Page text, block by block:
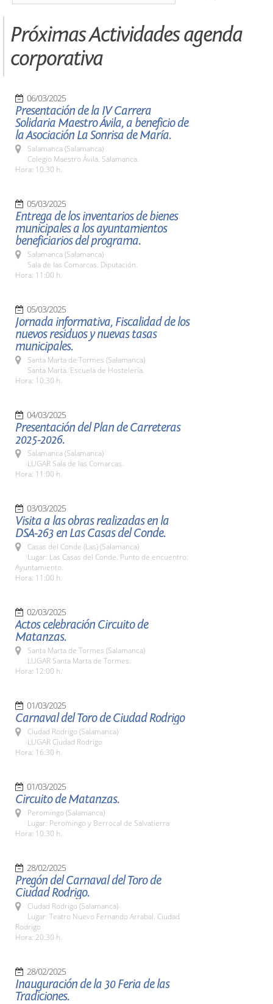
Próximas Actividades agenda
corporativa
06/03/2025
Presentación de la IV Carrera
Solidaria Maestro Ávila, a beneficio de
la Asociación La Sonrisa de María.
Salamanca (Salamanca)
Colegio Maestro Ávila. Salamanca.
Hora: 10:30 h.
05/03/2025
Entrega de los inventarios de bienes
municipales a los ayuntamientos
beneficiarios del programa.
Salamanca (Salamanca)
Sala de las Comarcas. Diputación.
Hora: 11:00 h.
05/03/2025
Jornada informativa, Fiscalidad de los
nuevos residuos y nuevas tasas
municipales.
Santa Marta de Tormes (Salamanca)
Santa Marta. Escuela de Hostelería.
Hora: 10:30 h.
04/03/2025
Presentación del Plan de Carreteras
2025-2026.
Salamanca (Salamanca)
LUGAR Sala de las Comarcas.
Hora: 11:00 h.
03/03/2025
Visita a las obras realizadas en la
DSA-263 en Las Casas del Conde.
Casas del Conde (Las) (Salamanca)
Lugar: Las Casas del Conde. Punto de encuentro:
Ayuntamiento.
Hora: 11:00 h.
02/03/2025
Actos celebración Circuito de
Matanzas.
Santa Marta de Tormes (Salamanca)
LUGAR Santa Marta de Tormes.
Hora: 12:00 h.
01/03/2025
Carnaval del Toro de Ciudad Rodrigo
Ciudad Rodrigo (Salamanca)
LUGAR Ciudad Rodrigo
Hora: 16:30 h.
01/03/2025
Circuito de Matanzas.
Peromingo (Salamanca)
Lugar: Peromingo y Berrocal de Salvatierra
Hora: 10:30 h.
28/02/2025
Pregón del Carnaval del Toro de
Ciudad Rodrigo.
Ciudad Rodrigo (Salamanca)
Lugar: Teatro Nuevo Fernando Arrabal. Ciudad
Rodrigo
Hora: 20:30 h.
28/02/2025
Inauguración de la 30 Feria de las
Tradiciones.